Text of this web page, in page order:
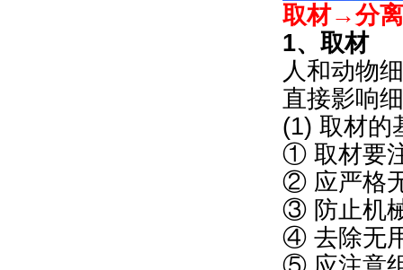
取材→分
1、取材
人和动物
直接影响
(1) 取材的
① 取材要
② 应严格
③ 防止机
④ 去除无